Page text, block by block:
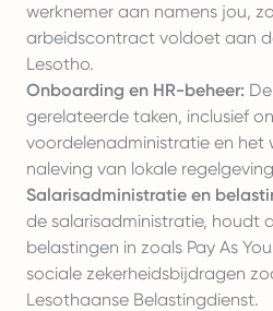
werknemer aan namens jou,
arbeidscontract voldoet aan
Lesotho.
Onboarding en HR-beheer:
gerelateerde taken, inclusief
voordelenadministratie en het
naleving van lokale
Salarisadministratie en
de salarisadministratie, houdt
belastingen in zoals Pay As
sociale zekerheidsbijdragen
Lesothaanse Belastingdienst.